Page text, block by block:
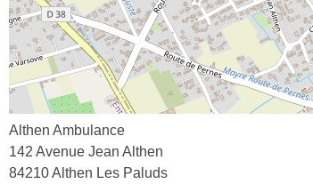
Althen Ambulance
142 Avenue Jean Althen
84210 Althen Les Paluds